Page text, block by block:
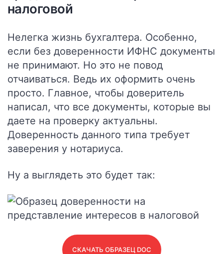
налоговой
Нелегка жизнь бухгалтера. Особенно,
если без доверенности ИФНС документы
не принимают. Но это не повод
отчаиваться. Ведь их оформить очень
просто. Главное, чтобы доверитель
написал, что все документы, которые вы
даете на проверку актуальны.
Доверенность данного типа требует
заверения у нотариуса.
Ну а выглядеть это будет так:
СКАЧАТЬ ОБРАЗЕЦ DOC